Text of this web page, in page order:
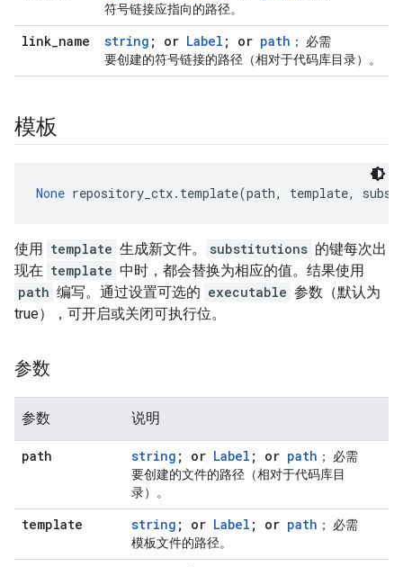
符号链接应指向的路径。
link_name string ; or Label ; or path ； 必需
要创建的符号链接的路径（相对于代码库目录）。
模板
None repository_ctx.template(path, template,
使用 template 生成新文件。 substitutions 的键每次出
现在 template 中时，都会替换为相应的值。结果使用
path 编写。通过设置可选的 executable 参数（默认为
true），可开启或关闭可执行位。
参数
参数 说明
path string ; or Label ; or path ； 必需
要创建的文件的路径（相对于代码库目
录）。
template string ; or Label ; or path ； 必需
模板文件的路径。